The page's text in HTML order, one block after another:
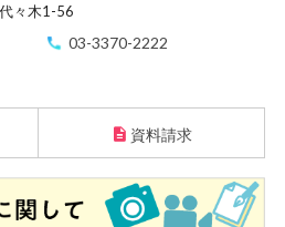
々木1-56
03-3370-2222
資料請求